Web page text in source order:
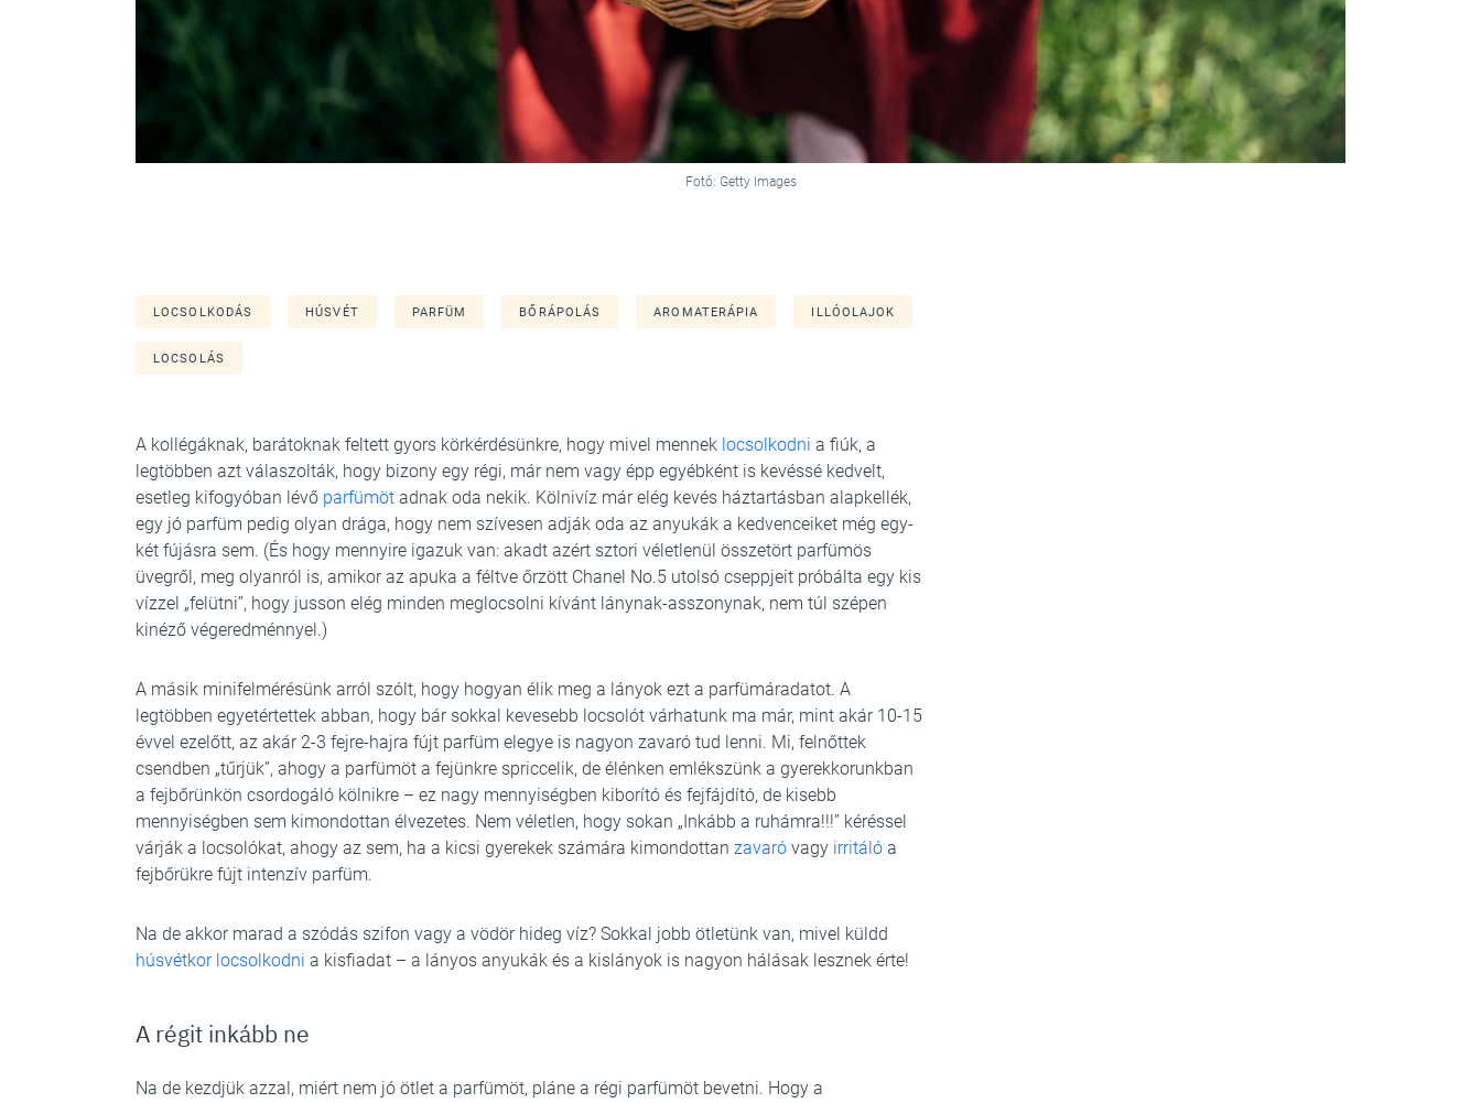
Fotó: Getty Images
LOCSOLKODÁS HÚSVÉT PARFÜM BŐRÁPOLÁS AROMATERÁPIA ILLÓOLAJOK
LOCSOLÁS
A kollégáknak, barátoknak feltett gyors körkérdésünkre, hogy mivel mennek locsolkodni a fiúk, a
legtöbben azt válaszolták, hogy bizony egy régi, már nem vagy épp egyébként is kevéssé kedvelt,
esetleg kifogyóban lévő parfümöt adnak oda nekik. Kölnivíz már elég kevés háztartásban alapkellék,
egy jó parfüm pedig olyan drága, hogy nem szívesen adják oda az anyukák a kedvenceiket még egy-
két fújásra sem. (És hogy mennyire igazuk van: akadt azért sztori véletlenül összetört parfümös
üvegről, meg olyanról is, amikor az apuka a féltve őrzött Chanel No.5 utolsó cseppjeit próbálta egy kis
vízzel „felütni”, hogy jusson elég minden meglocsolni kívánt lánynak-asszonynak, nem túl szépen
kinéző végeredménnyel.)
A másik minifelmérésünk arról szólt, hogy hogyan élik meg a lányok ezt a parfümáradatot. A
legtöbben egyetértettek abban, hogy bár sokkal kevesebb locsolót várhatunk ma már, mint akár 10-15
évvel ezelőtt, az akár 2-3 fejre-hajra fújt parfüm elegye is nagyon zavaró tud lenni. Mi, felnőttek
csendben „tűrjük”, ahogy a parfümöt a fejünkre spriccelik, de élénken emlékszünk a gyerekkorunkban
a fejbőrünkön csordogáló kölnikre – ez nagy mennyiségben kiborító és fejfájdító, de kisebb
mennyiségben sem kimondottan élvezetes. Nem véletlen, hogy sokan „Inkább a ruhámra!!!” kéréssel
várják a locsolókat, ahogy az sem, ha a kicsi gyerekek számára kimondottan zavaró vagy irritáló a
fejbőrükre fújt intenzív parfüm.
Na de akkor marad a szódás szifon vagy a vödör hideg víz? Sokkal jobb ötletünk van, mivel küldd
húsvétkor locsolkodni a kisfiadat – a lányos anyukák és a kislányok is nagyon hálásak lesznek érte!
A régit inkább ne
Na de kezdjük azzal, miért nem jó ötlet a parfümöt, pláne a régi parfümöt bevetni. Hogy a